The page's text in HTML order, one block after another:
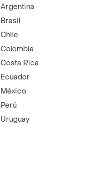
Argentina
Brasil
Chile
Colombia
Costa Rica
Ecuador
México
Perú
Uruguay